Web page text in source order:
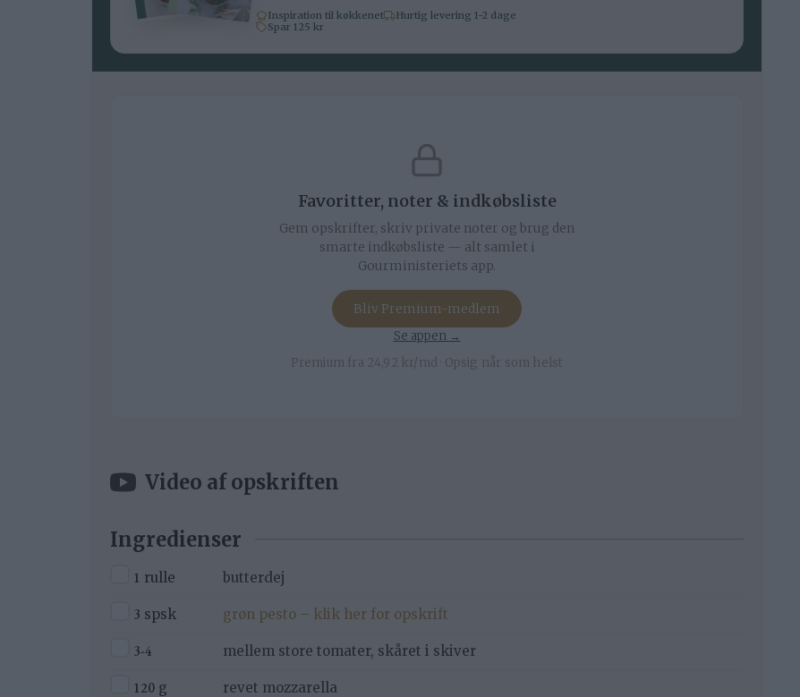
Inspiration til køkkenet
Hurtig levering 1-2 dage
Spar 125 kr
Favoritter, noter & indkøbsliste
Gem opskrifter, skriv private noter og brug den
smarte indkøbsliste — alt samlet i
Gourministeriets app.
Bliv Premium-medlem
Se appen →
Premium fra 24,92 kr/md · Opsig når som helst
Video af opskriften
Ingredienser
▢
1 rulle butterdej
▢
3 spsk grøn pesto – klik her for opskrift
▢
3-4 mellem store tomater, skåret i skiver
▢
120 g revet mozzarella